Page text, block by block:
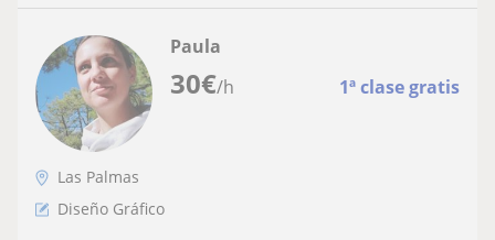
30€/h 1ª clase gratis
Paula
Las Palmas
Diseño Gráfico